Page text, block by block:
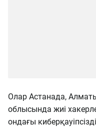
Олар Астанада,
облысында жиі
ондағы